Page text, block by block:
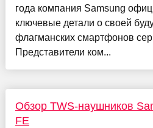
года компания Samsung
ключевые детали о своей
флагманских смартфонов
Представители ком...
Обзор TWS-наушников
FE